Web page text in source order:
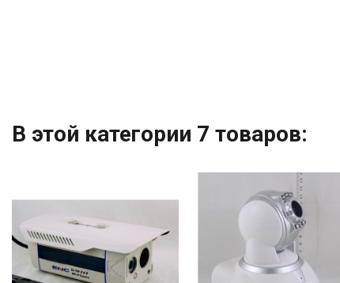
В этой категории 7 товаров: